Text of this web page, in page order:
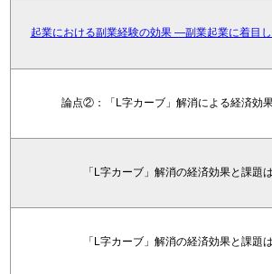
起業における副業経験の効果 ―副業起業に着目
論点②：「L字カーブ」解消による経済効
「L字カーブ」解消の経済効果と課題
「L字カーブ」解消の経済効果と課題